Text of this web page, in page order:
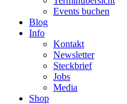
Events buchen
Blog
Info
Kontakt
Newsletter
Steckbrief
Jobs
Media
Shop